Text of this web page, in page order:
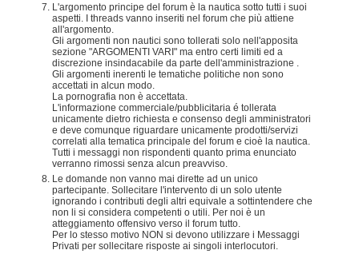
L'argomento principe del forum è la nautica sotto tutti i suoi
aspetti. I threads vanno inseriti nel forum che più attiene
all'argomento.
Gli argomenti non nautici sono tollerati solo nell'apposita
sezione "ARGOMENTI VARI" ma entro certi limiti ed a
discrezione insindacabile da parte dell'amministrazione .
Gli argomenti inerenti le tematiche politiche non sono
accettati in alcun modo.
La pornografia non è accettata.
L'informazione commerciale/pubblicitaria é tollerata
unicamente dietro richiesta e consenso degli amministratori
e deve comunque riguardare unicamente prodotti/servizi
correlati alla tematica principale del forum e cioè la nautica.
Tutti i messaggi non rispondenti quanto prima enunciato
verranno rimossi senza alcun preavviso.
Le domande non vanno mai dirette ad un unico
partecipante. Sollecitare l'intervento di un solo utente
ignorando i contributi degli altri equivale a sottintendere che
non li si considera competenti o utili. Per noi è un
atteggiamento offensivo verso il forum tutto.
Per lo stesso motivo NON si devono utilizzare i Messaggi
Privati per sollecitare risposte ai singoli interlocutori.